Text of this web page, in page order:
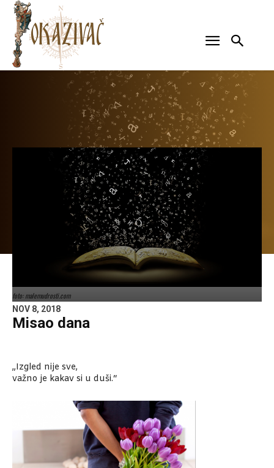
foto: malemudrosti.com
NOV 8, 2018
Misao dana
„Izgled nije sve,
važno je kakav si u duši.“